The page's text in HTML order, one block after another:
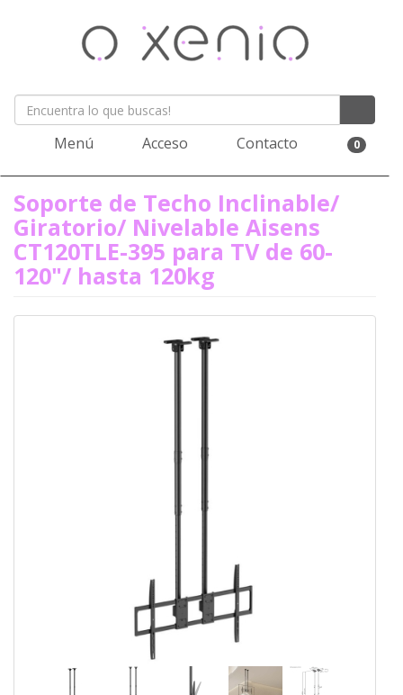
Menú Acceso Contacto 0
Soporte de Techo Inclinable/
Giratorio/ Nivelable Aisens
CT120TLE-395 para TV de 60-
120"/ hasta 120kg